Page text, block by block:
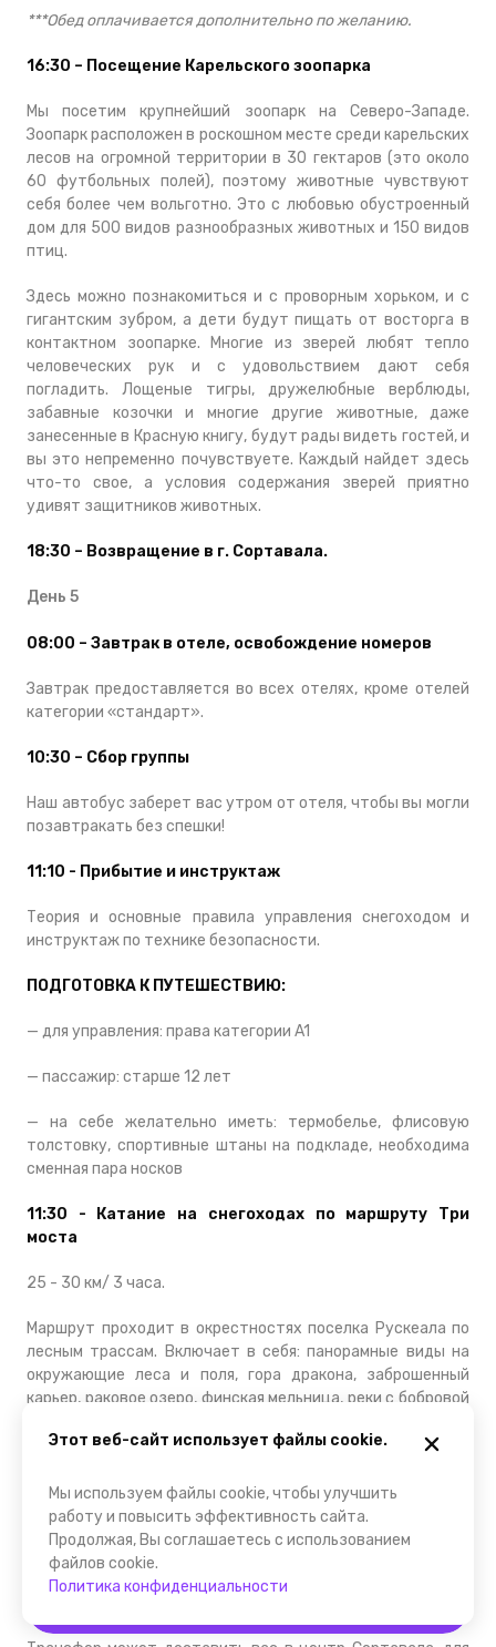
***Обед оплачивается дополнительно по желанию.
16:30 – Посещение Карельского зоопарка
Мы посетим крупнейший зоопарк на Северо-Западе.
Зоопарк расположен в роскошном месте среди карельских
лесов на огромной территории в 30 гектаров (это около
60 футбольных полей), поэтому животные чувствуют
себя более чем вольготно. Это с любовью обустроенный
дом для 500 видов разнообразных животных и 150 видов
птиц.
Здесь можно познакомиться и с проворным хорьком, и с
гигантским зубром, а дети будут пищать от восторга в
контактном зоопарке.
Многие из зверей любят тепло
человеческих рук и с удовольствием дают себя
погладить. Лощеные тигры, дружелюбные верблюды,
забавные козочки и многие другие животные, даже
занесенные в Красную книгу, будут рады видеть гостей, и
вы это непременно почувствуете. Каждый найдет здесь
что-то свое, а условия содержания зверей приятно
удивят защитников животных.
18:30 – Возвращение в г. Сортавала.
День 5
08:00 – Завтрак в отеле, освобождение номеров
Завтрак предоставляется во всех отелях, кроме отелей
категории «стандарт».
10:30 – Сбор группы
Наш автобус заберет вас утром от отеля, чтобы вы могли
позавтракать без спешки!
11:10 - Прибытие и инструктаж
Теория и основные правила управления снегоходом и
инструктаж по технике безопасности.
ПОДГОТОВКА К ПУТЕШЕСТВИЮ:
— для управления: права категории A1
— пассажир: старше 12 лет
— на себе желательно иметь: термобелье, флисовую
толстовку, спортивные штаны на подкладе, необходима
сменная пара носков
11:30 - Катание на снегоходах по маршруту Три
моста
25 - 30 км/ 3 часа.
Маршрут проходит в окрестностях поселка Рускеала по
лесным трассам. Включает в себя: панорамные виды на
окружающие леса и поля, гора дракона, заброшенный
карьер, раковое озеро, финская мельница, реки с бобровой
- SKI DOO TUNDRA 550F
- LYNX 59 YETI 600 ACE
Этот веб-сайт использует файлы cookie.
Мы используем файлы cookie, чтобы улучшить
работу и повысить эффективность сайта.
Продолжая, Вы соглашаетесь с использованием
файлов cookie.
Политика конфиденциальности